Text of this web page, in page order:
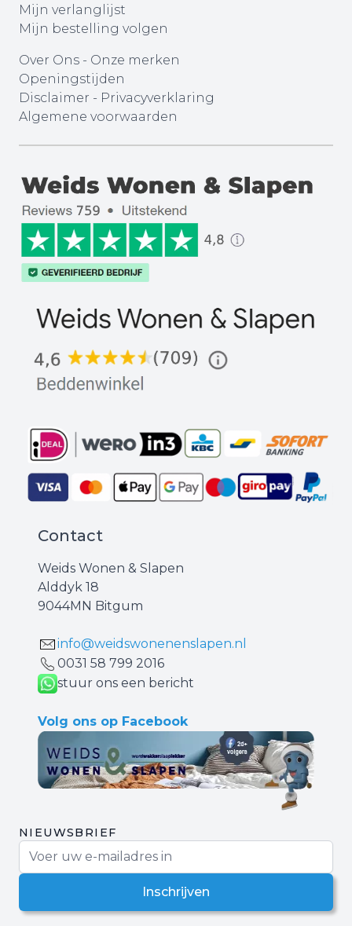
Mijn verlanglijst
Mijn bestelling volgen
Over Ons - Onze merken
Openingstijden
Disclaimer - Privacyverklaring
Algemene voorwaarden
Contact
Weids Wonen & Slapen
Alddyk 18
9044MN Bitgum
info@weidswonenenslapen.nl
0031 ‪58 799 2016‬
stuur ons een bericht
Volg ons op Facebook
NIEUWSBRIEF
Inschrijven